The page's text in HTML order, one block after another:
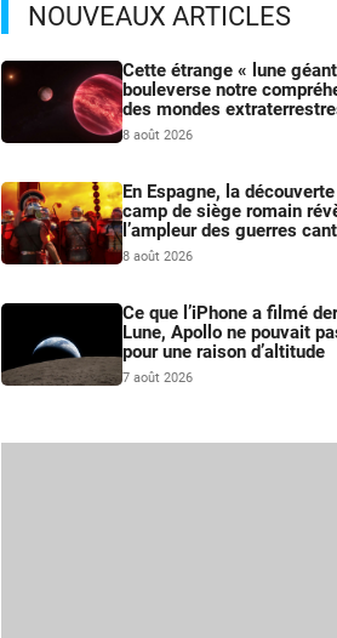
NOUVEAUX ARTICLES
Cette étrange « lune
bouleverse notre
des mondes
8 août 2026
En Espagne, la découverte
camp de siège romain
l’ampleur des guerres
8 août 2026
Ce que l’iPhone a filmé
Lune, Apollo ne pouvait
pour une raison d’altitude
7 août 2026